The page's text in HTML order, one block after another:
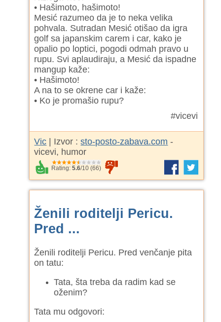
• Hašimoto, hašimoto!
Mesić razumeo da je to neka velika
pohvala. Sutradan Mesić otišao da igra
golf sa japanskim carem i car, kako je
opalio po loptici, pogodi odmah pravo u
rupu. Svi aplaudiraju, a Mesić da ispadne
mangup kaže:
• Hašimoto!
A na to se okrene car i kaže:
• Ko je promašio rupu?
#vicevi
Vic | Izvor :sto-posto-zabava.com -
vicevi, humor
Rating:5.6/10 (66)
Ženili roditelji Pericu.
Pred ...
Ženili roditelji Pericu. Pred venčanje pita
on tatu:
Tata, šta treba da radim kad se
oženim?
Tata mu odgovori: